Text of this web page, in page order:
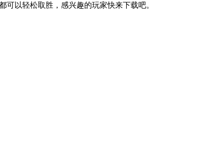
以轻松取胜，感兴趣的玩家快来下载吧。